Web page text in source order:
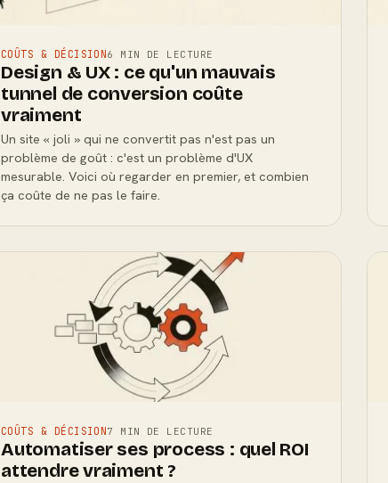
COÛTS & DÉCISION6 MIN DE LECTURE
Design & UX : ce qu'un mauvais
tunnel de conversion coûte
vraiment
Un site « joli » qui ne convertit pas n'est pas un
problème de goût : c'est un problème d'UX
mesurable. Voici où regarder en premier, et combien
ça coûte de ne pas le faire.
COÛTS & DÉCISION7 MIN DE LECTURE
Automatiser ses process : quel ROI
attendre vraiment ?